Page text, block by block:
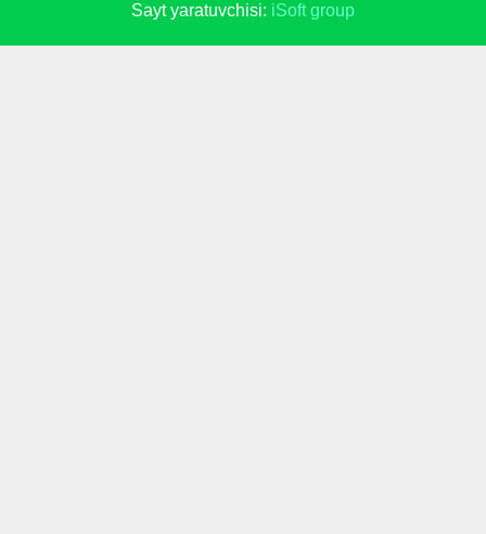
Sayt yaratuvchisi: iSoft group